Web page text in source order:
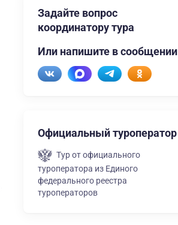
Задайте вопрос
координатору тура
Или напишите в сообщении
Официальный туроператор
Тур от официального
туроператора из Единого
федерального реестра
туроператоров